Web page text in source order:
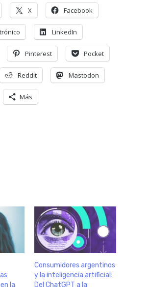
X Facebook
LinkedIn
Pinterest Pocket
Reddit Mastodon
Más
la
Consumidores argentinos
y la inteligencia artificial:
Del ChatGPT a la